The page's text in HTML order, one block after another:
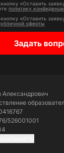
«Оставить
политику
«Оставить
оферты
Задать
526001001